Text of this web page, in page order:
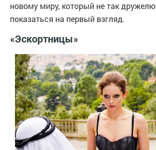
новому миру, который не так
показаться на первый взгляд.
«Эскортницы»